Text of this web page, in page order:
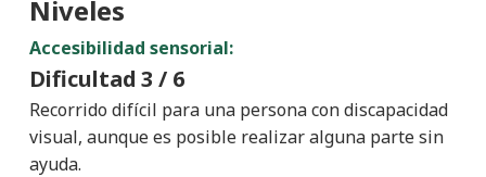
Niveles
Accesibilidad sensorial:
Dificultad 3 / 6
Recorrido difícil para una persona con discapacidad
visual, aunque es posible realizar alguna parte sin
ayuda.